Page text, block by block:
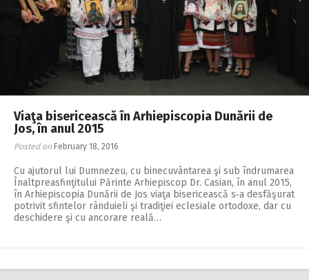
Viaţa bisericească în Arhiepiscopia Dunării de
Jos, în anul 2015
Posted on February 18, 2016
Cu ajutorul lui Dum­­­ne­zeu, cu binecuvântarea şi sub îndrumarea
Înal­tpreasfinţitului Părinte Arhi­e­pis­­cop Dr. Casian, în anul 2015,
în Arhiepiscopia Dunării de Jos viaţa bisericească s‑a desfăşurat
potrivit sfintelor rânduieli şi tradiţiei ecle­siale ortodoxe, dar cu
deschidere şi cu ancorare reală…